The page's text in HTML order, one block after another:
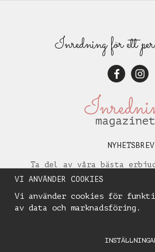
Inredning för ett
NYHETSBREV
Ta del av våra bästa
VI ANVÄNDER COOKIES
Vi använder cookies för
av data och marknadsföring.